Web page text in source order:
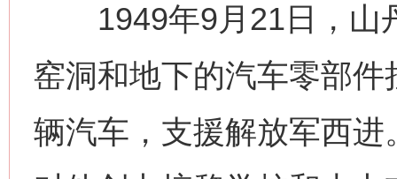
1949年9月21日，山
窑洞和地下的汽车零部
辆汽车，支援解放军西